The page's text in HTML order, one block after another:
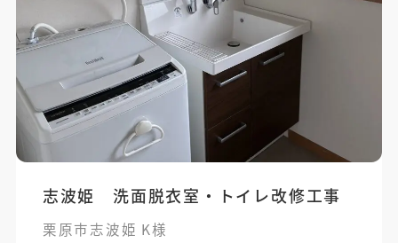
志波姫 洗面脱衣室・トイレ改修工事
栗原市志波姫 K様